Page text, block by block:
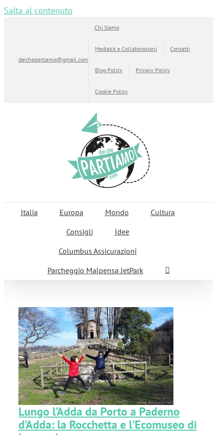
Salta al contenuto
daichepartiamo@gmail.com
Chi Siamo
Mediakit e Collaborazioni Contatti
Blog Policy Privacy Policy
Cookie Policy
Italia Europa Mondo
Cultura
Consigli
Idee
Columbus Assicurazioni
Parcheggio Malpensa JetPark
Lungo l’Adda da Porto a Paderno
d’Adda: la Rocchetta e l’Ecomuseo di